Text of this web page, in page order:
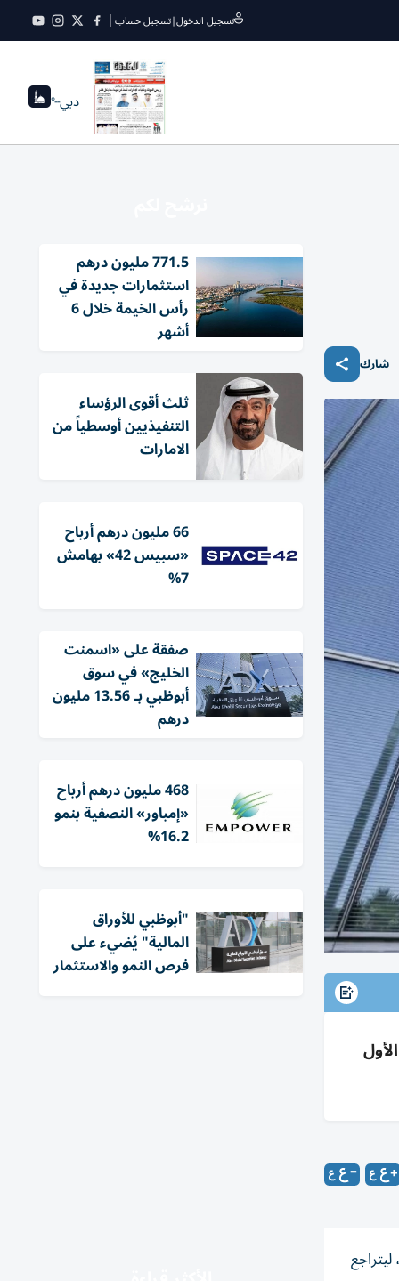
تسجيل الدخول|تسجيل حساب
دبي--°
شارك
الأول
771.5 مليون درهم
استثمارات جديدة في
رأس الخيمة خلال 6
أشهر
ثلث أقوى الرؤساء
التنفيذيين أوسطياً من
الامارات
66 مليون درهم أرباح
«سبيس 42» بهامش
7%
صفقة على «اسمنت
الخليج» في سوق
أبوظبي بـ 13.56 مليون
درهم
468 مليون درهم أرباح
«إمباور» النصفية بنمو
16.2%
"أبوظبي للأوراق
المالية" يُضيء على
فرص النمو والاستثمار